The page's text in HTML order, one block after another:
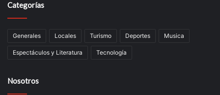
Categorías
Generales Locales Turismo Deportes Musica
Espectáculos y Literatura Tecnología
Nosotros